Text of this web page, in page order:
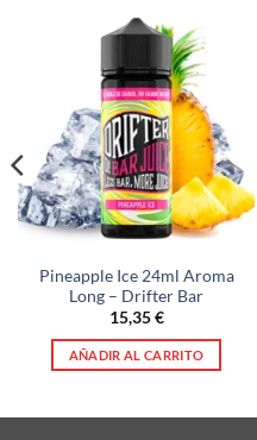
Pineapple Ice 24ml Aroma
Long – Drifter Bar
15,35€
AÑADIR AL CARRITO